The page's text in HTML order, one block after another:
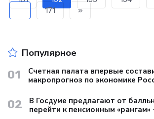
...
171 »
Популярное
01
Счетная палата впервые
макропрогноз по экономике
02
В Госдуме предлагают от
перейти к пенсионным «рангам»